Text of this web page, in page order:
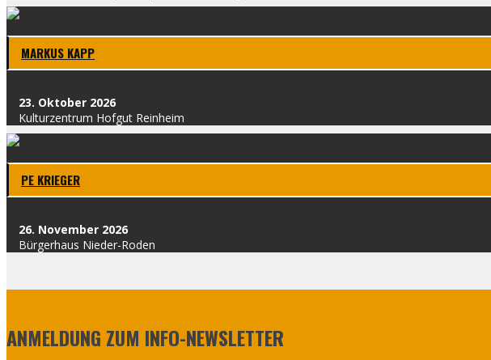
MAR­KUS KAPP
23. Okto­ber 2026
Kul­tur­zen­trum Hof­gut Rein­heim
PE KRIE­GER
26. Novem­ber 2026
Bür­ger­haus Nie­der-Roden
ANMELDUNG ZUM INFO-NEWSLETTER